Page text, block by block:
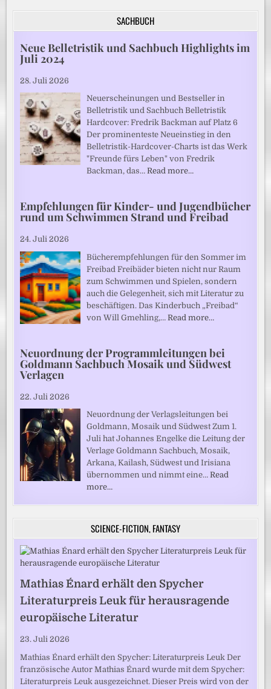
SACHBUCH
Neue Belletristik und Sachbuch Highlights im
Juli 2024
28. Juli 2026
Neuerscheinungen und Bestseller in
Belletristik und Sachbuch Belletristik
Hardcover: Fredrik Backman auf Platz 6
Der prominenteste Neueinstieg in den
Belletristik-Hardcover-Charts ist das Werk
"Freunde fürs Leben" von Fredrik
Backman, das…Read more…
Empfehlungen für Kinder- und Jugendbücher
rund um Schwimmen Strand und Freibad
24. Juli 2026
Bücherempfehlungen für den Sommer im
Freibad Freibäder bieten nicht nur Raum
zum Schwimmen und Spielen, sondern
auch die Gelegenheit, sich mit Literatur zu
beschäftigen. Das Kinderbuch „Freibad“
von Will Gmehling,…Read more…
Neuordnung der Programmleitungen bei
Goldmann Sachbuch Mosaik und Südwest
Verlagen
22. Juli 2026
Neuordnung der Verlagsleitungen bei
Goldmann, Mosaik und Südwest Zum 1.
Juli hat Johannes Engelke die Leitung der
Verlage Goldmann Sachbuch, Mosaik,
Arkana, Kailash, Südwest und Irisiana
übernommen und nimmt eine…Read
more…
SCIENCE-FICTION, FANTASY
Mathias Énard erhält den Spycher
Literaturpreis Leuk für herausragende
europäische Literatur
23. Juli 2026
Mathias Énard erhält den Spycher: Literaturpreis Leuk Der
französische Autor Mathias Énard wurde mit dem Spycher:
Literaturpreis Leuk ausgezeichnet. Dieser Preis wird von der